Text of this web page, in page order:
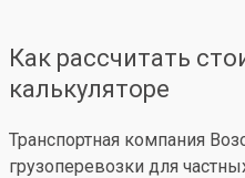
Как рассчитать
калькуляторе
Транспортная компания
грузоперевозки для